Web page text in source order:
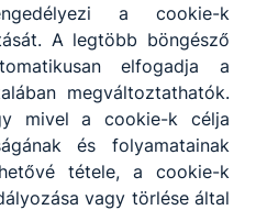
a cookie-k
A legtöbb böngésző
elfogadja a
megváltoztathatók.
mivel a cookie-k célja
és folyamatainak
tétele, a cookie-k
vagy törlése által